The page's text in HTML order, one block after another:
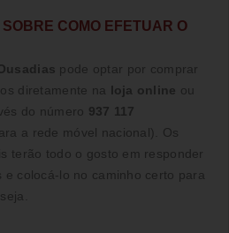
SOBRE COMO EFETUAR O
pode optar por comprar
diretamente na loja online ou
do número 937 117
a rede móvel nacional)
. Os
terão todo o gosto em responder
e colocá-lo no caminho certo para